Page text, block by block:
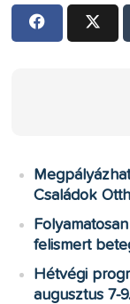
Családok
felismert
Hétvégi
augusztus 7-9.